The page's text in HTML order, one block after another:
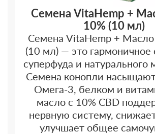
Семена VitaHemp +
10% (10 мл)
Семена VitaHemp + Масло
(10 мл) — это гармоничное
суперфуда и натурального
Семена конопли
Омега-3, белком и
масло с 10% CBD
нервную систему,
улучшает общее